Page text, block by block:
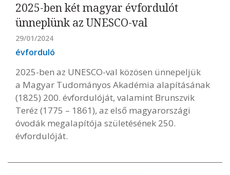
2025-ben két magyar évfordulót
ünneplünk az UNESCO-val
29/01/2024
évforduló
2025-ben az UNESCO-val közösen ünnepeljük
a Magyar Tudományos Akadémia alapításának
(1825) 200. évfordulóját, valamint Brunszvik
Teréz (1775 – 1861), az első magyarországi
óvodák megalapítója születésének 250.
évfordulóját.